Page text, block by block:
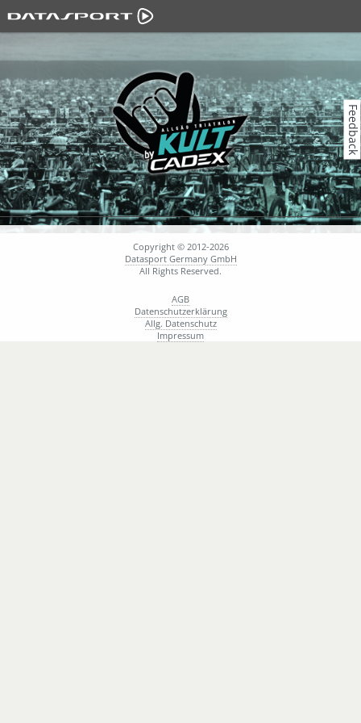
Copyright © 2012-2026
Datasport Germany GmbH
All Rights Reserved.
AGB
Datenschutzerklärung
Allg. Datenschutz
Impressum
Feedback